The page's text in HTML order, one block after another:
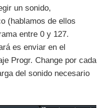
un sonido,
(hablamos de ellos
entre 0 y 127.
es enviar en el
Progr. Change por cada
del sonido necesario